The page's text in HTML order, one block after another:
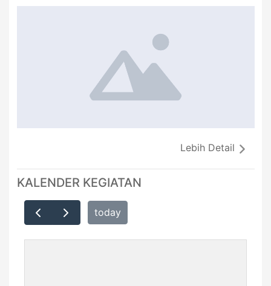
Lebih Detail
KALENDER KEGIATAN
today